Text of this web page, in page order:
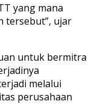
yang mana
tersebut”, ujar
untuk bermitra
melalui
perusahaan